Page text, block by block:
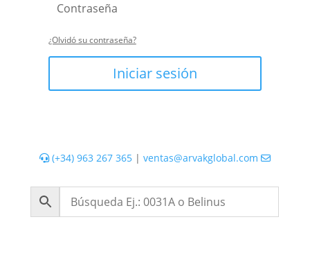
¿Olvidó su contraseña?
Iniciar sesión
(+34) 963 267 365| ventas@arvakglobal.com